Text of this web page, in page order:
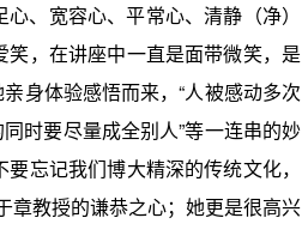
、宽容心、平常心、清静（净）
，在讲座中一直是面带微笑，是
身体验感悟而来，“人被感动多次
时要尽量成全别人”等一连串的妙
忘记我们博大精深的传统文化，
章教授的谦恭之心；她更是很高兴